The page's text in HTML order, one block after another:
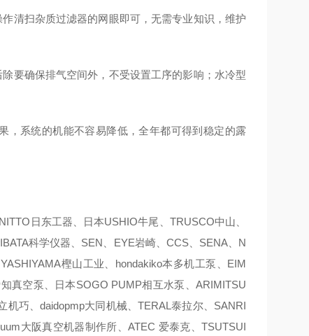
清扫杂质过滤器的网眼即可，无需专业知识，维护
要确保排气空间外，不受设置工序的影响；水冷型
，系统的机能不容易降低，全年都可得到稳定的露
日东工器、日本USHIO牛尾、TRUSCO中山、
科学仪器、SEN、EYE岩崎、CCS、SENA、N
樫山工业、hondakiko本多机工泵、EIM
真空泵、日本SOGO PUMP相互水泵、ARIMITSU
巧、daidopmp大同机械、TERAL泰拉尔、SANRI
大阪真空机器制作所、ATEC 爱泰克、TSUTSUI